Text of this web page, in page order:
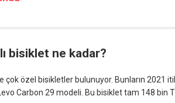
bisiklet ne kadar?
çok özel bisikletler bulunuyor. Bunların 2021
Carbon 29 modeli. Bu bisiklet tam 148 bin